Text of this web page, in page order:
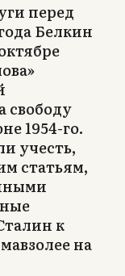
перед
Белкин
свободу
1954-го.
учесть,
статьям,
к
на